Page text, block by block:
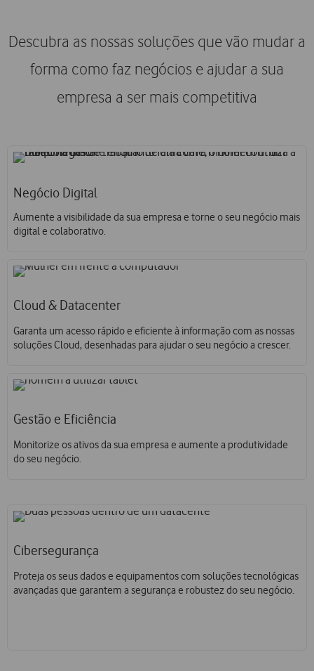
Descubra as nossas soluções que vão mudar a
forma como faz negócios e ajudar a sua
empresa a ser mais competitiva
Negócio Digital
Aumente a visibilidade da sua empresa e torne o seu negócio mais
digital e colaborativo.
Cloud & Datacenter
Garanta um acesso rápido e eficiente à informação com as nossas
soluções Cloud, desenhadas para ajudar o seu negócio a crescer.
Gestão e Eficiência
Monitorize os ativos da sua empresa e aumente a produtividade
do seu negócio.
Cibersegurança
Proteja os seus dados e equipamentos com soluções tecnológicas
avançadas que garantem a segurança e robustez do seu negócio.